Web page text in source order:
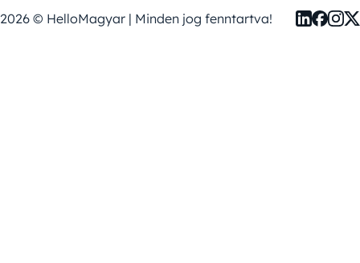
2026 © HelloMagyar | Minden jog fenntartva!